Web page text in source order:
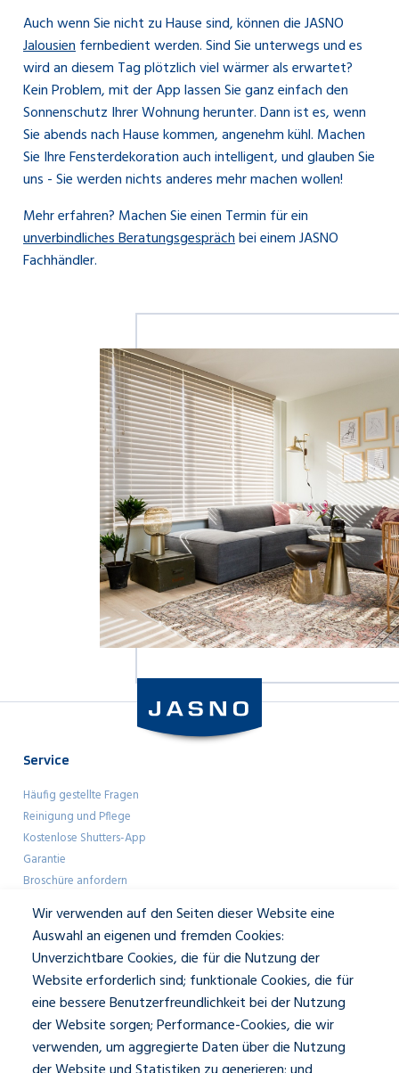
Auch wenn Sie nicht zu Hause sind, können die JASNO
Jalousienfernbedient werden. Sind Sie unterwegs und es
wird an diesem Tag plötzlich viel wärmer als erwartet?
Kein Problem, mit der App lassen Sie ganz einfach den
Sonnenschutz Ihrer Wohnung herunter. Dann ist es, wenn
Sie abends nach Hause kommen, angenehm kühl. Machen
Sie Ihre Fensterdekoration auch intelligent, und glauben Sie
uns - Sie werden nichts anderes mehr machen wollen!
Mehr erfahren? Machen Sie einen Termin für ein
unverbindliches Beratungsgesprächbei einem JASNO
Fachhändler.
Service
Häufig gestellte Fragen
Reinigung und Pflege
Kostenlose Shutters-App
Garantie
Broschüre anfordern
Showroom-Besuch
Architekten
Presse und Mediakit
Über JASNO
Unser Team
Wir verwenden auf den Seiten dieser Website eine
Auswahl an eigenen und fremden Cookies:
Unverzichtbare Cookies, die für die Nutzung der
Website erforderlich sind; funktionale Cookies, die für
eine bessere Benutzerfreundlichkeit bei der Nutzung
der Website sorgen; Performance-Cookies, die wir
verwenden, um aggregierte Daten über die Nutzung